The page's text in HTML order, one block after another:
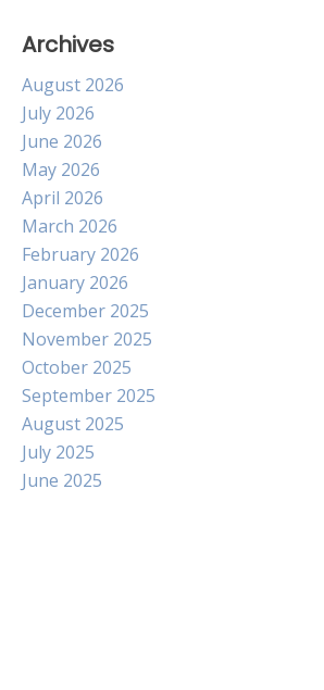
Archives
August 2026
July 2026
June 2026
May 2026
April 2026
March 2026
February 2026
January 2026
December 2025
November 2025
October 2025
September 2025
August 2025
July 2025
June 2025